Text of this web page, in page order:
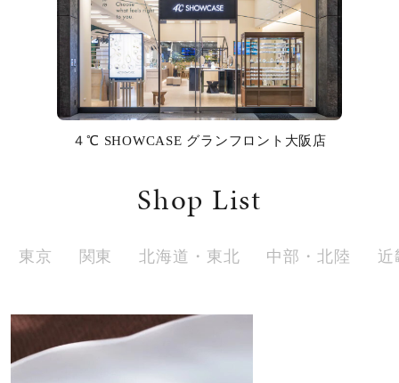
ファッションテイスト
着用シーン
価格
４℃ SHOWCASE グランフロント大阪店
Shop List
東京 関東 北海道・東北 中部・北陸 近